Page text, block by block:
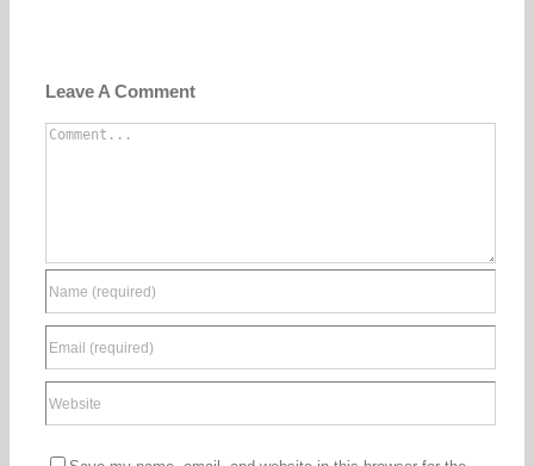
Leave A Comment
Comment